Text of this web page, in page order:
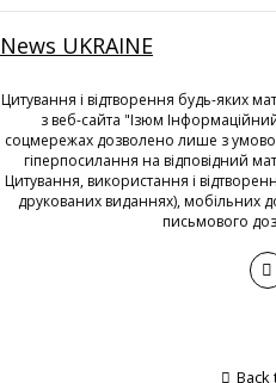
News UKRAINE
Цитування і відтворення будь-яких
з веб-сайта "Ізюм
соцмережах дозволено лише з
гіперпосилання на відповідний
Цитування, використання і
друкованих виданнях), мобільних
письмового
Back